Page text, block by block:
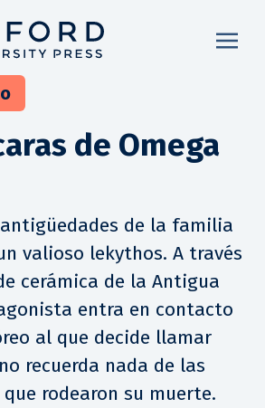
de Omega
de la familia
valioso lekythos. A través
cerámica de la Antigua
entra en contacto
al que decide llamar
recuerda nada de las
rodearon su muerte.